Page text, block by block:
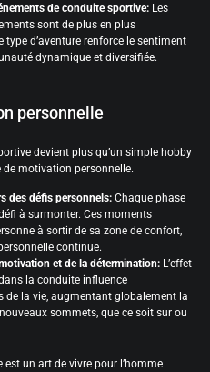
de conduite sportive: Les
sont de plus en plus
type d’aventure renforce le sentiment
dynamique et diversifiée.
personnelle
devient plus qu’un simple hobby
de motivation personnelle.
des défis personnels: Chaque phase
à surmonter. Ces moments
à sortir de sa zone de confort,
continue.
et de la détermination: L’effet
la conduite influence
de la vie, augmentant globalement la
sommets, que ce soit sur ou
est un art de vivre pour l’homme